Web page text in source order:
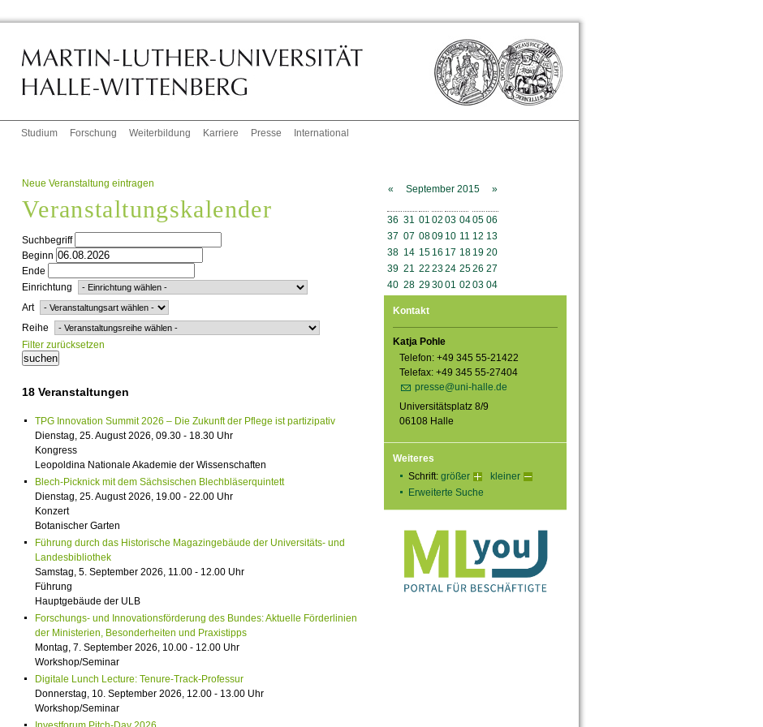
Studium Forschung Weiterbildung Karriere Presse International
« September 2015
»
36 31 01 02 03 0405 06
37 07 0809 10 11 12 13
38 14 15 16 17 18 19 20
39 21 22 2324 2526 27
40 28 293001 02 03 04
Kontakt
Katja Pohle
Telefon: +49 345 55-21422
Telefax: +49 345 55-27404
presse@uni-halle.de
Universitätsplatz 8/9
06108 Halle
Weiteres
Schrift: größer
kleiner
Erweiterte Suche
Neue Veranstaltung eintragen
Veranstaltungskalender
Suchbegriff
Beginn
Ende
Einrichtung
Art
Reihe
Filter zurücksetzen
18 Veranstaltungen
TPG Innovation Summit 2026 – Die Zukunft der Pflege ist partizipativ
Dienstag, 25. August 2026, 09.30 - 18.30 Uhr
Kongress
Leopoldina Nationale Akademie der Wissenschaften
Blech-Picknick mit dem Sächsischen Blechbläserquintett
Dienstag, 25. August 2026, 19.00 - 22.00 Uhr
Konzert
Botanischer Garten
Führung durch das Historische Magazingebäude der Universitäts- und
Landesbibliothek
Samstag, 5. September 2026, 11.00 - 12.00 Uhr
Führung
Hauptgebäude der ULB
Forschungs- und Innovationsförderung des Bundes: Aktuelle Förderlinien
der Ministerien, Besonderheiten und Praxistipps
Montag, 7. September 2026, 10.00 - 12.00 Uhr
Workshop/Seminar
Digitale Lunch Lecture: Tenure-Track-Professur
Donnerstag, 10. September 2026, 12.00 - 13.00 Uhr
Workshop/Seminar